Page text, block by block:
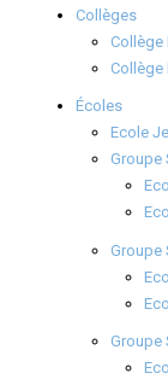
Collèges
Collège
Collège
Écoles
Ecole
Groupe
Groupe
Groupe